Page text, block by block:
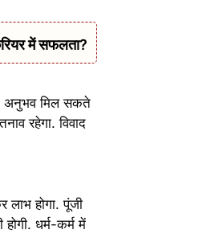
में सफलता?
अनुभव मिल सकते
रहेगा. विवाद
लाभ होगा. पूंजी
धर्म-कर्म में